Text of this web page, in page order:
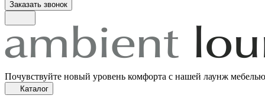
Заказать звонок
Почувствуйте новый уровень комфорта с нашей лаунж мебелью
Каталог